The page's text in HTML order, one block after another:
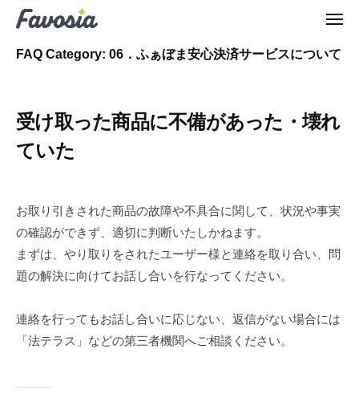
a
o
m
a
h
メ
ー
FAQ Category: 06．ふぁぼま安心決済サービスについて
受け取った商品に不備があった・壊れ
ていた
お取り引きされた商品の故障や不具合に関して、状況や事実
の確認ができず、適切に判断いたしかねます。
まずは、やり取りをされたユーザー様と連絡を取り合い、問
題の解決に向けてお話し合いを行なってください。
連絡を行ってもお話し合いに応じない、返信がない場合には
「法テラス」などの第三者機関へご相談ください。
a
o
t
h
ー